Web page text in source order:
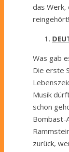
das Werk,
reingehört!
Was gab
Die erste
Musik
schon
Bombast-
zurück,